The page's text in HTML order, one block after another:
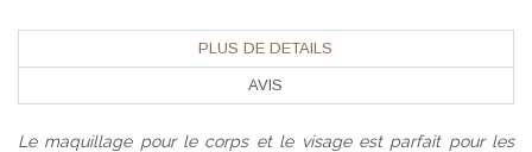
PLUS DE DETAILS
AVIS
Le maquillage pour le corps et le visage est parfait pour les